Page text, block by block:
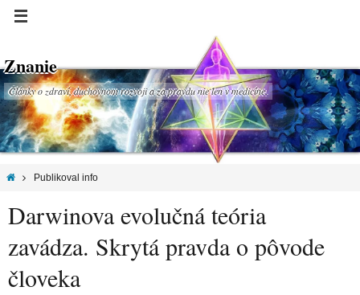
Znanie
Články o zdraví, duchovnom rozvoji a za pravdu nie len v medicíne.
Publikoval info
Darwinova evolučná teória
zavádza. Skrytá pravda o pôvode
človeka